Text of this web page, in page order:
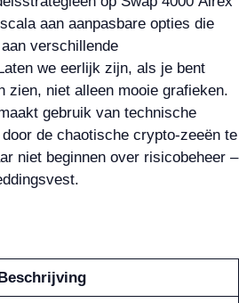
aan aanpasbare opties die
verschillende
we eerlijk zijn, als je bent
zien, niet alleen mooie grafieken.
gebruik van technische
de chaotische crypto-zeeën te
niet beginnen over risicobeheer –